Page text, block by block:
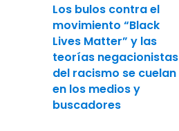
Los bulos contra el
movimiento “Black
Lives Matter” y las
teorías negacionistas
del racismo se cuelan
en los medios y
buscadores